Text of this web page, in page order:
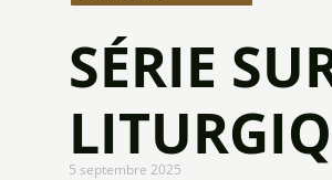
SÉRIE
5 septembre 2025